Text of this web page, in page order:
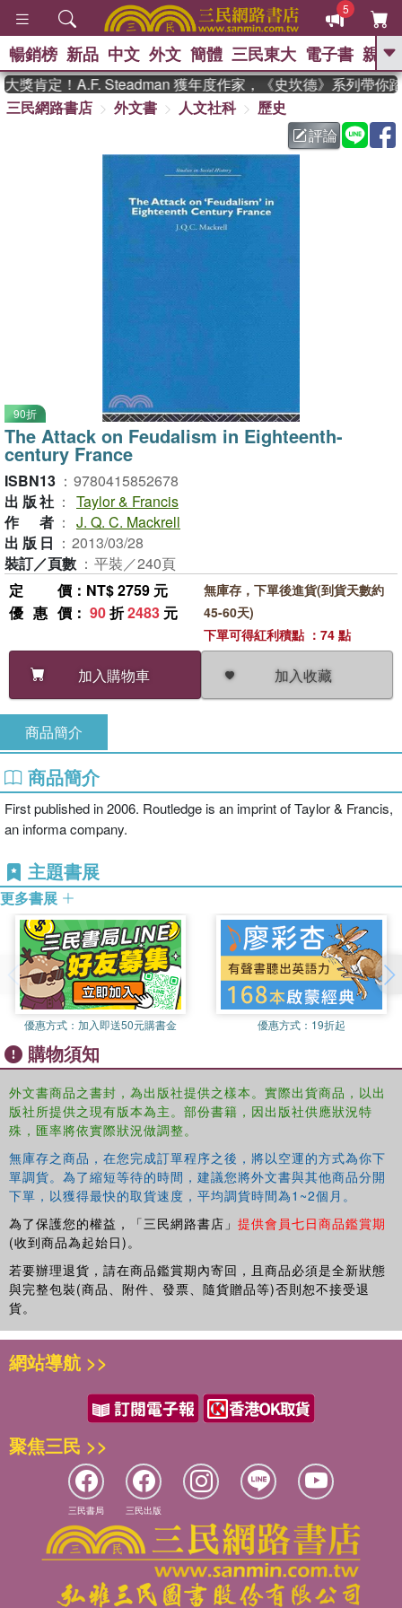
5
GO
熱搜： 東野圭吾 、
父親節 、 如果歷
暑期推薦 、 國際布克
獎 臺灣漫遊錄
登輝時代 、 數學女孩：黎曼猜想
偉大的迷走神經
暢銷榜 新品 中文 外文 簡體 三民東大 電子書 親子
獎肯定！A.F. Steadman 獲年度作家，《史坎德》系列帶你踏
三民網路書店
外文書 人文社科
歷史
評論
90折
The Attack on Feudalism in Eighteenth-
century France
ISBN13 ： 9780415852678
出版社 ： Taylor & Francis
作者 ： J. Q. C. Mackrell
出版日 ： 2013/03/28
裝訂／頁數 ： 平裝／240頁
定價 ：NT$ 2759 元
優惠價 ： 90折2483 元
加入購物車 加入收藏
無庫存，下單後進貨(到貨天數約
45-60天)
下單可得紅利積點 ：74 點
商品簡介
商品簡介
First published in 2006. Routledge is an imprint of Taylor & Francis,
an informa company.
主題書展
更多書展
優惠方式： 加入即送50元購書金 優惠方式： 19折起
購物須知
外文書商品之書封，為出版社提供之樣本。實際出貨商品，以出
版社所提供之現有版本為主。部份書籍，因出版社供應狀況特
殊，匯率將依實際狀況做調整。
無庫存之商品，在您完成訂單程序之後，將以空運的方式為你下
單調貨。為了縮短等待的時間，建議您將外文書與其他商品分開
下單，以獲得最快的取貨速度，平均調貨時間為1~2個月。
為了保護您的權益，「三民網路書店」 提供會員七日商品鑑賞期
(收到商品為起始日)。
若要辦理退貨，請在商品鑑賞期內寄回，且商品必須是全新狀態
與完整包裝(商品、附件、發票、隨貨贈品等)否則恕不接受退
貨。
網站導航 >>
聚焦三民 >>
三民書局 三民出版